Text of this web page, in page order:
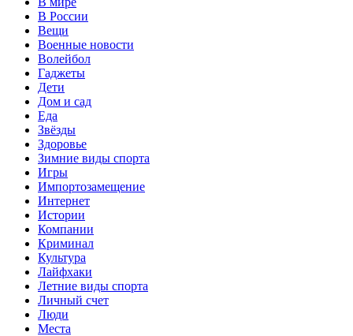
В России
Вещи
Военные новости
Волейбол
Гаджеты
Дети
Дом и сад
Еда
Звёзды
Здоровье
Зимние виды спорта
Игры
Импортозамещение
Интернет
Истории
Компании
Криминал
Культура
Лайфхаки
Летние виды спорта
Личный счет
Люди
Места